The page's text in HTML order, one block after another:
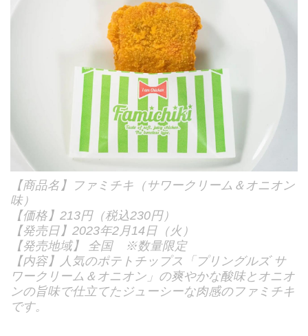
【商品名】ファミチキ（サワークリーム＆オニオン
味）
【価格】213円（税込230円）
【発売日】2023年2月14日（火）
【発売地域】 全国 ※数量限定
【内容】人気のポテトチップス「プリングルズ サ
ワークリーム＆オニオン」の爽やかな酸味とオニオ
ンの旨味で仕立てたジューシーな肉感のファミチキ
です。